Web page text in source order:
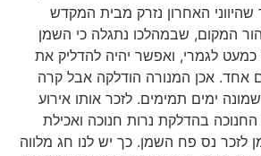
האחרון נזרק מבית המקדש
המקום, שבמהלכו נתגלה כי השמן
לגמרי, ואפשר יהיה להדליק את
אכן המנורה הודלקה אבל קרה
ימים תמימים. לזכר אותו אירוע
בהדלקת נרות חנוכה ואכילת
נס פח השמן. כך יש לנו חג מלווה